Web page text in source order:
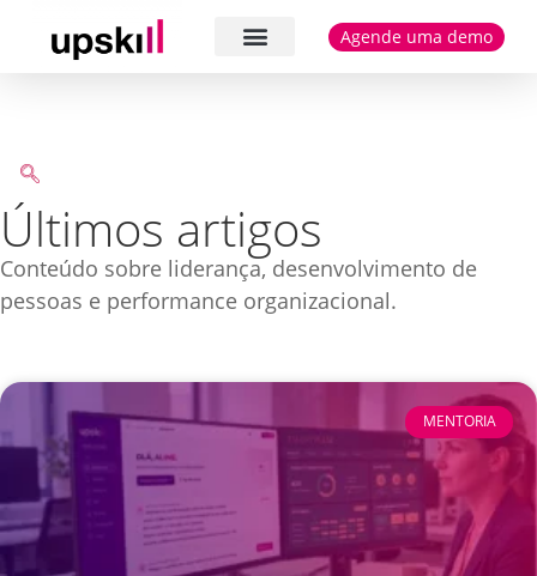
Agende uma demo
Últimos artigos
Conteúdo sobre liderança, desenvolvimento de
pessoas e performance organizacional.
MENTORIA